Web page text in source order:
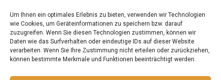
Um Ihnen ein optimales Erlebnis zu bieten, verwenden wir Technologien
wie Cookies, um Geräteinformationen zu speichern bzw. darauf
zuzugreifen. Wenn Sie diesen Technologien zustimmen, können wir
Daten wie das Surfverhalten oder eindeutige IDs auf dieser Website
verarbeiten. Wenn Sie Ihre Zustimmung nicht erteilen oder zurückziehen,
können bestimmte Merkmale und Funktionen beeinträchtigt werden.
JETZT IN DEN NEWSLETTER EINTRAGEN!